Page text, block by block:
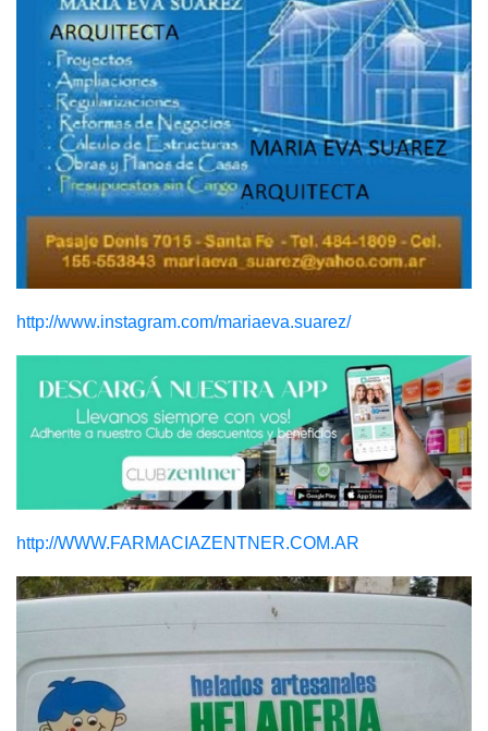
http://www.instagram.com/mariaeva.suarez/
http://WWW.FARMACIAZENTNER.COM.AR